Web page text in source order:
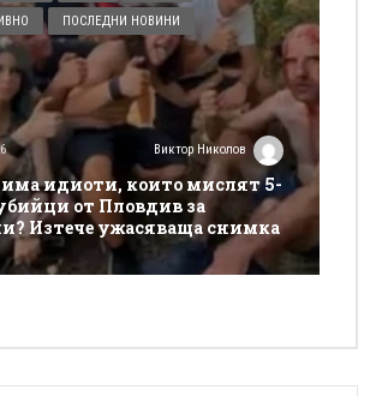
ПОСЛЕДНИ НОВИНИ
Виктор Николов
идиоти, които мислят 5-
от Пловдив за
Изтече ужасяваща снимка